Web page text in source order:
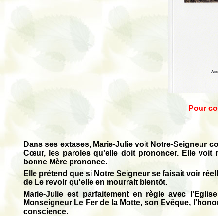
Pour
Dans ses extases, Marie-Julie voit Notre-Seigneur
Cœur, les paroles qu'elle doit prononcer. Elle voit
bonne Mère prononce.
Elle prétend que si Notre Seigneur se faisait voir
de Le revoir qu'elle en mourrait bientôt.
Marie-Julie est parfaitement en règle avec
Monseigneur Le Fer de la Motte, son Evêque,
conscience.